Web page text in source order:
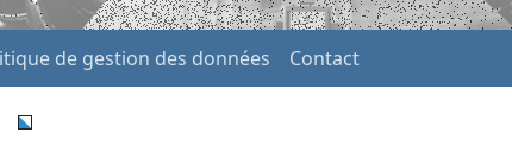
de gestion des données Contact